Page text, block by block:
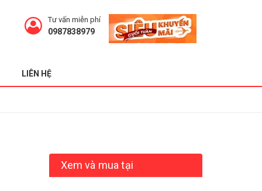
Tư vấn miễn phí
0987838979
LIÊN HỆ
Xem và mua tại